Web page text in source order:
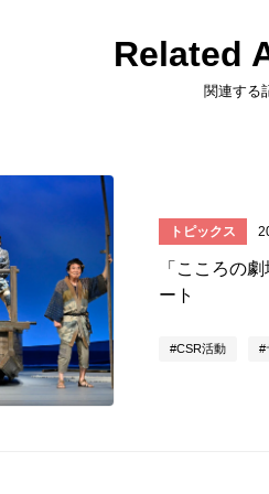
Related
関連する
トピックス
「こころの
ート
CSR活動